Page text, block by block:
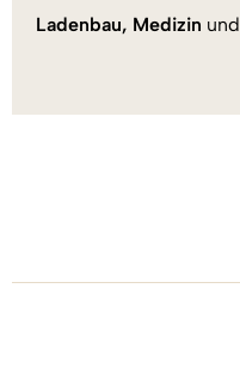
Ladenbau, Medizin und